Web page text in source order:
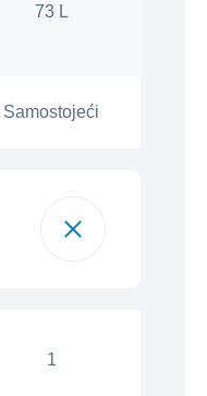
73 L
Samostojeći
1